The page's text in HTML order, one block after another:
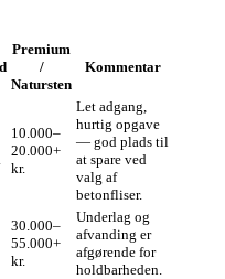
Premium
/
Natursten
Kommentar
10.000–
20.000+
kr.
Let adgang,
hurtig opgave
— god plads til
at spare ved
valg af
betonfliser.
30.000–
55.000+
kr.
Underlag og
afvanding er
afgørende for
holdbarheden.